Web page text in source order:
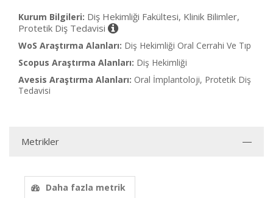
Kurum Bilgileri: Diş Hekimliği Fakültesi, Klinik Bilimler,
Protetik Diş Tedavisi
WoS Araştırma Alanları: Diş Hekimliği Oral Cerrahi Ve Tıp
Scopus Araştırma Alanları: Diş Hekimliği
Avesis Araştırma Alanları: Oral İmplantoloji, Protetik Diş
Tedavisi
Metrikler
Daha fazla metrik